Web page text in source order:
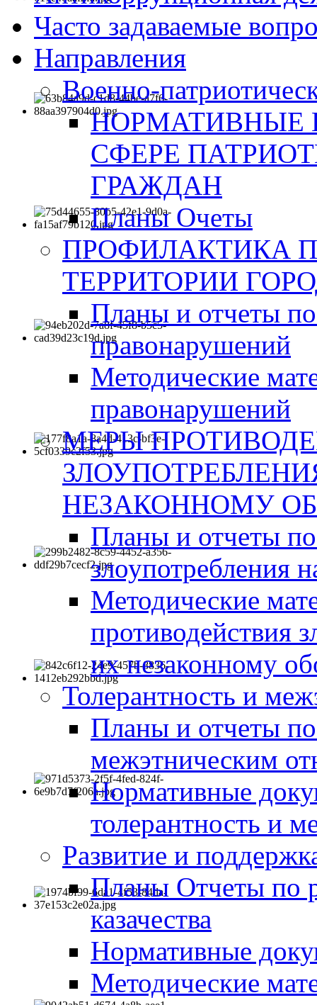
Часто задаваемые
Направления
Военно-
НОРМАТИВНЫЕ
СФЕРЕ
ГРАЖДАН
Планы Очеты
ПРОФИЛАКТИКА
ТЕРРИТОРИИ
Планы и отчеты
правонарушений
Методические
правонарушений
МЕРЫ
НЕЗАКОННОМУ
Планы и отчеты
злоупотребления
Методические
противодействия
их незаконному
Толерантность и
Планы и отчеты
межэтническим
Нормативные
толерантность и
Развитие и
Планы Отчеты по
казачества
Нормативные
Методические